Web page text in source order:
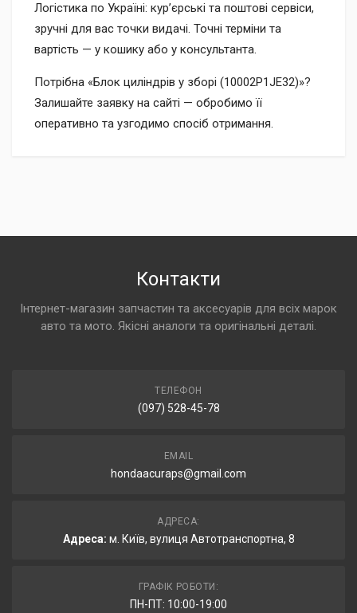
Логістика по Україні: кур’єрські та поштові сервіси,
зручні для вас точки видачі. Точні терміни та
вартість — у кошику або у консультанта.
Потрібна «Блок циліндрів у зборі (10002P1JE32)»?
Залишайте заявку на сайті — обробимо її
оперативно та узгодимо спосіб отримання.
Контакти
Інтернет-магазин запчастин та аксесуарів для всіх марок
авто та мото. Якісні аналоги та оригінальні деталі.
ТЕЛЕФОН
(097) 528-45-78
EMAIL
hondaacuraps@gmail.com
АДРЕСА:
Адреса: м. Київ, вулиця Автотранспортна, 8
ГРАФІК РОБОТИ:
ПН-ПТ: 10:00-19:00